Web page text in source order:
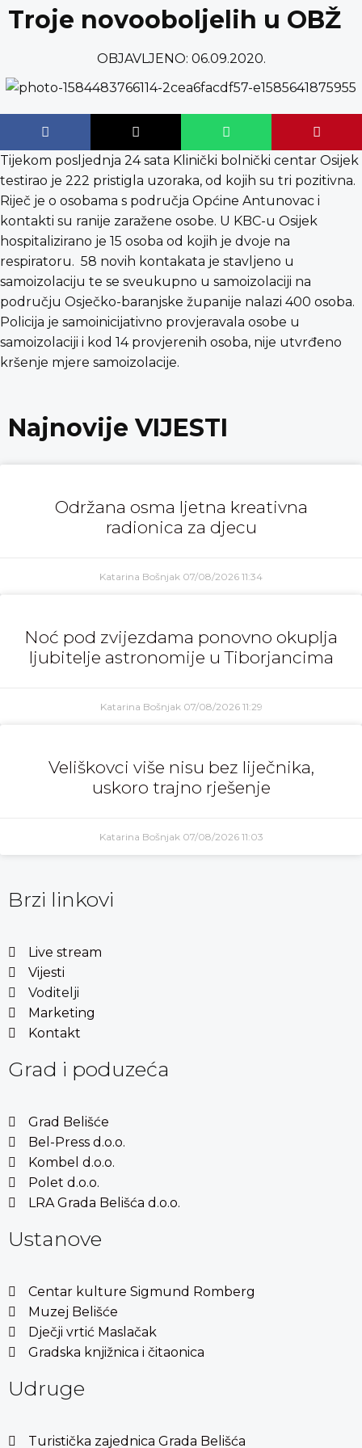
content
Troje novooboljelih u OBŽ
OBJAVLJENO: 06.09.2020.
Tijekom posljednja 24 sata Klinički bolnički centar Osijek
testirao je 222 pristigla uzoraka, od kojih su tri pozitivna.
Riječ je o osobama s područja Općine Antunovac i
kontakti su ranije zaražene osobe. U KBC-u Osijek
hospitalizirano je 15 osoba od kojih je dvoje na
respiratoru. 58 novih kontakata je stavljeno u
samoizolaciju te se sveukupno u samoizolaciji na
području Osječko-baranjske županije nalazi 400 osoba.
Policija je samoinicijativno provjeravala osobe u
samoizolaciji i kod 14 provjerenih osoba, nije utvrđeno
kršenje mjere samoizolacije.
Najnovije VIJESTI
Održana osma ljetna kreativna
radionica za djecu
Katarina Bošnjak 07/08/2026 11:34
Noć pod zvijezdama ponovno okuplja
ljubitelje astronomije u Tiborjancima
Katarina Bošnjak 07/08/2026 11:29
Veliškovci više nisu bez liječnika,
uskoro trajno rješenje
Katarina Bošnjak 07/08/2026 11:03
Brzi linkovi
Live stream
Vijesti
Voditelji
Marketing
Kontakt
Grad i poduzeća
Grad Belišće
Bel-Press d.o.o.
Kombel d.o.o.
Polet d.o.o.
LRA Grada Belišća d.o.o.
Ustanove
Centar kulture Sigmund Romberg
Muzej Belišće
Dječji vrtić Maslačak
Gradska knjižnica i čitaonica
Udruge
Turistička zajednica Grada Belišća